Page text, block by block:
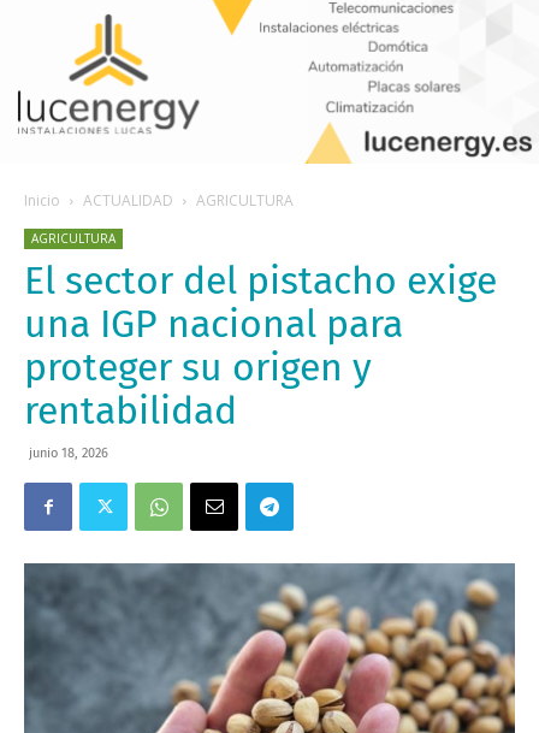
Inicio ACTUALIDAD AGRICULTURA
AGRICULTURA
El sector del pistacho exige
una IGP nacional para
proteger su origen y
rentabilidad
junio 18, 2026